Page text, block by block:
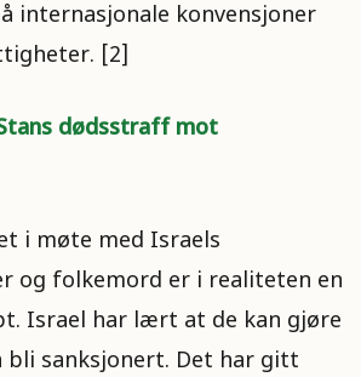
internasjonale konvensjoner
[2]
dødsstraff mot
i møte med Israels
og folkemord er i realiteten en
Israel har lært at de kan gjøre
bli sanksjonert. Det har gitt